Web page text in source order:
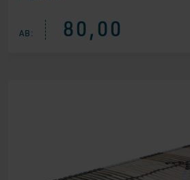
AB: 80,00